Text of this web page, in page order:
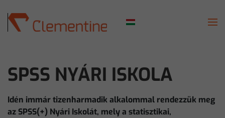
Skip to main content
SPSS NYÁRI ISKOLA
Idén immár tizenharmadik alkalommal rendezzük meg
az SPSS(+) Nyári Iskolát, mely a statisztikai,